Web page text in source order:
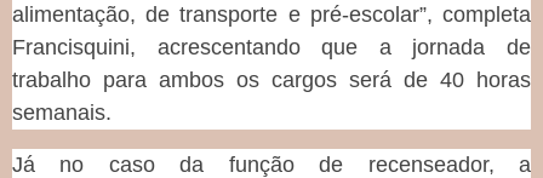
alimentação, de transporte e pré-escolar”, completa
Francisquini, acrescentando que a jornada de
trabalho para ambos os cargos será de 40 horas
semanais.
Já no caso da função de recenseador, a